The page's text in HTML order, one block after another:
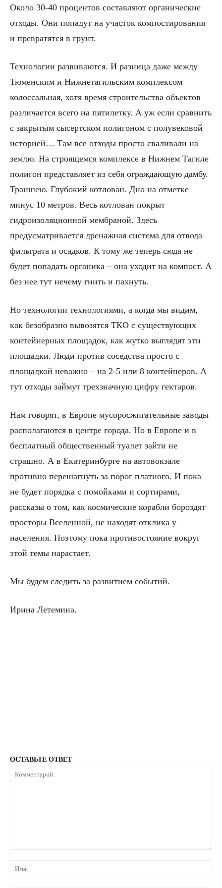
Около 30-40 процентов составляют органические
отходы. Они попадут на участок компостирования
и превратятся в грунт.
Технологии развиваются. И разница даже между
Тюменским и Нижнетагильским комплексом
колоссальная, хотя время строительства объектов
различается всего на пятилетку. А уж если сравнить
с закрытым сысертском полигоном с полувековой
историей… Там все отходы просто сваливали на
землю. На строящемся комплексе в Нижнем Тагиле
полигон представляет из себя ограждающую дамбу.
Траншею. Глубокий котлован. Дно на отметке
минус 10 метров. Весь котлован покрыт
гидроизоляционной мембраной. Здесь
предусматривается дренажная система для отвода
фильтрата и осадков. К тому же теперь сюда не
будет попадать органика – она уходит на компост. А
без нее тут нечему гнить и пахнуть.
Но технологии технологиями, а когда мы видим,
как безобразно вывозятся ТКО с существующих
контейнерных площадок, как жутко выглядят эти
площадки. Люди против соседства просто с
площадкой неважно – на 2-5 или 8 контейнеров. А
тут отходы займут трехзначную цифру гектаров.
Нам говорят, в Европе мусоросжигательные заводы
располагаются в центре города. Но в Европе и в
бесплатный общественный туалет зайти не
страшно. А в Екатеринбурге на автовокзале
противно перешагнуть за порог платного. И пока
не будет порядка с помойками и сортирами,
рассказы о том, как космические корабли бороздят
просторы Вселенной, не находят отклика у
населения. Поэтому пока противостояние вокруг
этой темы нарастает.
Мы будем следить за развитием событий.
Ирина Летемина.
ОСТАВЬТЕ ОТВЕТ